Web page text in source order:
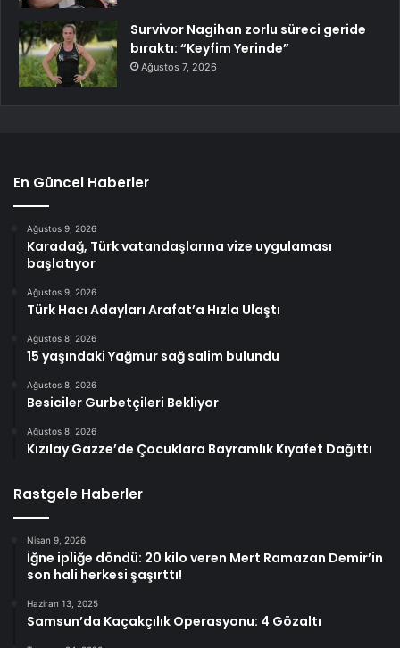
Survivor Nagihan zorlu süreci geride
bıraktı: “Keyfim Yerinde”
Ağustos 7, 2026
En Güncel Haberler
Ağustos 9, 2026
Karadağ, Türk vatandaşlarına vize uygulaması
başlatıyor
Ağustos 9, 2026
Türk Hacı Adayları Arafat’a Hızla Ulaştı
Ağustos 8, 2026
15 yaşındaki Yağmur sağ salim bulundu
Ağustos 8, 2026
Besiciler Gurbetçileri Bekliyor
Ağustos 8, 2026
Kızılay Gazze’de Çocuklara Bayramlık Kıyafet Dağıttı
Rastgele Haberler
Nisan 9, 2026
İğne ipliğe döndü: 20 kilo veren Mert Ramazan Demir’in
son hali herkesi şaşırttı!
Haziran 13, 2025
Samsun’da Kaçakçılık Operasyonu: 4 Gözaltı